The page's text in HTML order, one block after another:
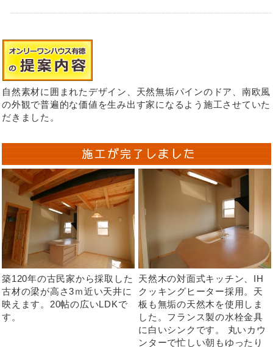
自然素材に囲まれたデザイン、天然無垢パインのドア、南欧風
の外観で普遍的な価値を生み出す家になるよう施工させていた
だきました。
築120年の古民家から採取した
古材の梁が高さ3ｍ近い天井に
映えます。20帖の広いLDKで
す。
天然木の対面式キッチン、IH
クッキングヒーター採用。天
板も無垢の天然木を使用しま
した。フランス製の水栓金具
に白いシンクです。 丸いカウ
ンターで忙しい朝もゆったり